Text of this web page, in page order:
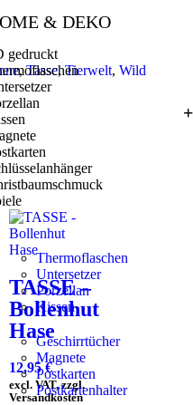
& DEKO
gedruckt
Thermoflaschen
Untersetzer
Porzellan
Kissen
Geschirrtücher
Magnete
Postkarten
Postkartenhalter
,Tasse,Tierwelt, Wild
TASSE –
Bollenhut
Hase
12,95€
excl. VAT, zzgl.
Versandkosten